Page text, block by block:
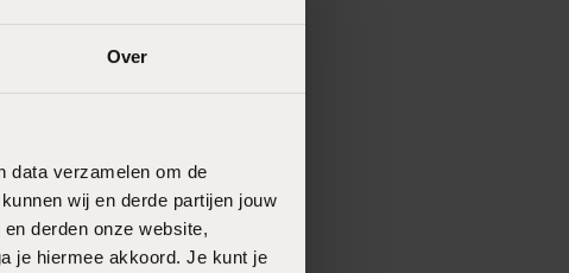
Over
data verzamelen om de
wij en derde partijen jouw
derden onze website,
je hiermee akkoord. Je kunt je